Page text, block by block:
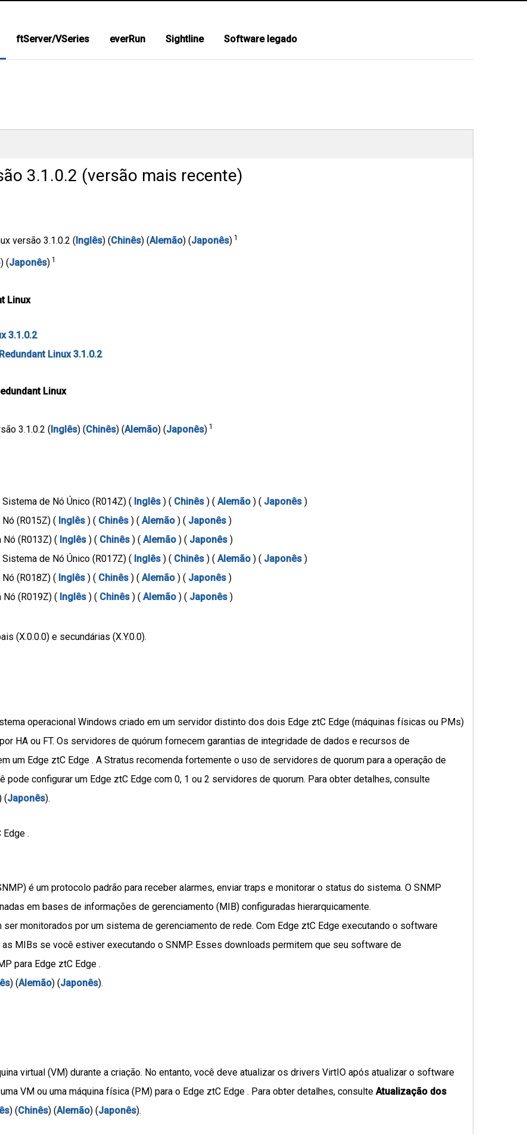
ftServer/VSeries everRun Sightline Software legado
3.1.0.2 (versão mais recente)
versão 3.1.0.2 ( Inglês) (Chinês) (Alemão) (Japonês) 1
) (Japonês) 1
Linux
3.1.0.2
Linux 3.1.0.2
Linux
3.1.0.2 (Inglês) (Chinês) (Alemão) (Japonês) 1
de Nó Único (R014Z) ( Inglês ) ( Chinês ) (Alemão ) ( Japonês )
(R015Z) ( Inglês ) ( Chinês ) (Alemão ) ( Japonês )
(R013Z) ( Inglês ) ( Chinês ) (Alemão ) ( Japonês )
de Nó Único (R017Z) ( Inglês ) ( Chinês ) (Alemão ) ( Japonês )
(R018Z) ( Inglês ) ( Chinês ) (Alemão ) ( Japonês )
(R019Z) ( Inglês ) ( Chinês ) (Alemão ) ( Japonês )
(X.0.0.0) e secundárias (X.Y.0.0).
operacional Windows criado em um servidor distinto dos dois Edge ztC Edge (máquinas físicas ou PMs)
HA ou FT. Os servidores de quórum fornecem garantias de integridade de dados e recursos de
um Edge ztC Edge . A Stratus recomenda fortemente o uso de servidores de quorum para a operação de
pode configurar um Edge ztC Edge com 0, 1 ou 2 servidores de quorum. Para obter detalhes, consulte
(Japonês).
Edge .
é um protocolo padrão para receber alarmes, enviar traps e monitorar o status do sistema. O SNMP
em bases de informações de gerenciamento (MIB) configuradas hierarquicamente.
monitorados por um sistema de gerenciamento de rede. Com Edge ztC Edge executando o software
as MIBs se você estiver executando o SNMP. Esses downloads permitem que seu software de
para Edge ztC Edge .
) (Alemão) (Japonês).
virtual (VM) durante a criação. No entanto, você deve atualizar os drivers VirtIO após atualizar o software
VM ou uma máquina física (PM) para o Edge ztC Edge . Para obter detalhes, consulte Atualização dos
) (Chinês) (Alemão) (Japonês).